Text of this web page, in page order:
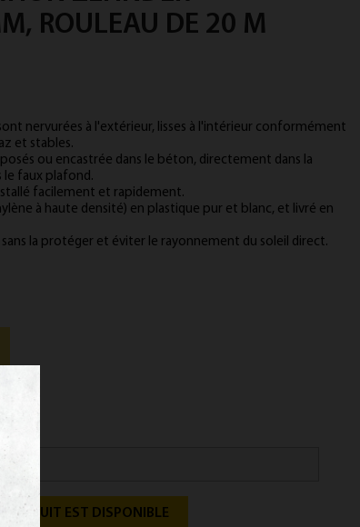
ROULEAU DE 20 M
nervurées à l'extérieur, lisses à l'intérieur conformément
et stables.
ou encastrée dans le béton, directement dans la
le faux plafond.
facilement et rapidement.
à haute densité) en plastique pur et blanc, et livré en
la protéger et éviter le rayonnement du soleil direct.
PRODUIT EST DISPONIBLE